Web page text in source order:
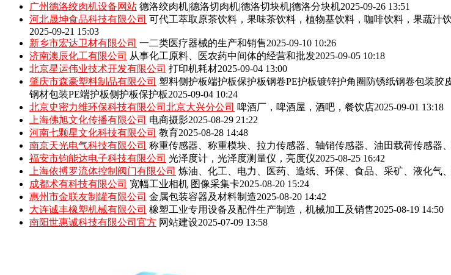
广州德洛绞肉机设备网站 德洛绞肉机|德洛切肉机|德洛切块机|德洛分块机2025-09-26 13:51
河北晟坤食品科技有限公司 可代工萃取原茶饮料，果味茶饮料，植物基饮料，咖啡饮料，果蔬汁
2025-09-21 15:03
新乡市宏达卫材有限公司 一二类医疗器械的生产和销售2025-09-10 10:26
济南澳辰化工有限公司 从事化工原料、医农药中间体的经营和批发2025-09-05 10:18
北京星运伟业技术开发有限公司 打印机耗材2025-09-04 13:00
肇庆市森豪塑料制品有限公司 塑料侧护板端护板保护板钢卷PE护板镀锌护角圈防锈纸钢卷包装
钢材包装PE端护板侧护板保护板2025-09-04 10:24
北京史密力维环保科技有限公司北京大兴分公司 啤酒厂，啤酒屋，酒吧，餐饮店2025-09-01 13:18
上海佛旭文化传播有限公司 电商摄影2025-08-29 21:22
河南七颗星文化科技有限公司 教育2025-08-28 14:48
南京天光电气科技有限公司 称重传感器、称重模块、拉力传感器、轴销传感器、油田载荷传感器
福安市钧能达电子科技有限公司 光泽度计，光泽度测量仪，亮度仪2025-08-25 16:42
上海依搏罗流体控制阀门有限公司 炼油、化工、电力、医药、造纸、环保、食品、采矿、液化气
成都术有科技有限公司 宽幅工业相机 图像采集卡2025-08-20 15:24
惠州市金联友制罐有限公司 金属包装容器及材料制造2025-08-20 14:42
大连诚丰橡塑机械有限公司 橡塑工业专用设备及配件生产制造，机械加工及销售2025-08-19 14:50
南阳世惠诚科技有限公司官方 网站建设2025-07-09 13:58